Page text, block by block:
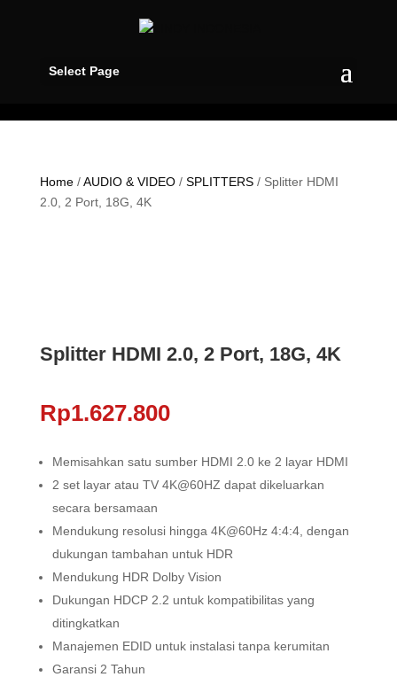
Select Page
Home/AUDIO & VIDEO/ SPLITTERS/ Splitter HDMI
2.0, 2 Port, 18G, 4K
Splitter HDMI 2.0, 2 Port, 18G, 4K
Rp1.627.800
Memisahkan satu sumber HDMI 2.0 ke 2 layar HDMI
2 set layar atau TV 4K@60HZ dapat dikeluarkan
secara bersamaan
Mendukung resolusi hingga 4K@60Hz 4:4:4, dengan
dukungan tambahan untuk HDR
Mendukung HDR Dolby Vision
Dukungan HDCP 2.2 untuk kompatibilitas yang
ditingkatkan
Manajemen EDID untuk instalasi tanpa kerumitan
Garansi 2 Tahun